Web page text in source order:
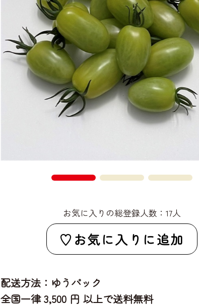
お気に入りの総登録人数：17人
お気に入りに追加
配送方法：ゆうパック
全国一律 3,500 円 以上で送料無料